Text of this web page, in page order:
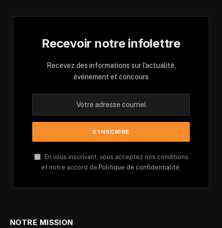
Recevoir notre infolettre
Recevez des informations sur l'actualité,
événement et concours
En vous inscrivant, vous acceptez nos conditions
et notre accord de Politique de confidentialité.
NOTRE MISSION